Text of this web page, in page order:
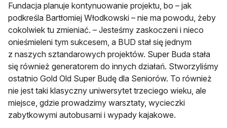
Fundacja planuje kontynuowanie projektu, bo – jak
podkreśla Bartłomiej Włodkowski – nie ma powodu, żeby
cokolwiek tu zmieniać. – Jesteśmy zaskoczeni i nieco
onieśmieleni tym sukcesem, a BUD stał się jednym
z naszych sztandarowych projektów. Super Buda stała
się również generatorem do innych działań. Stworzyliśmy
ostatnio Gold Old Super Budę dla Seniorów. To również
nie jest taki klasyczny uniwersytet trzeciego wieku, ale
miejsce, gdzie prowadzimy warsztaty, wycieczki
zabytkowymi autobusami i wypady kajakowe.